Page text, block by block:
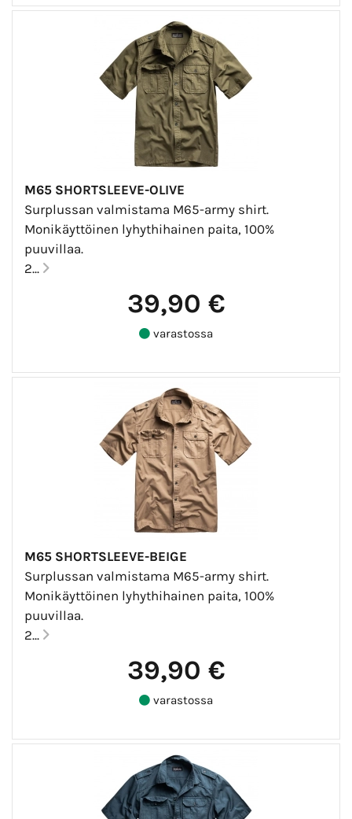
M65 SHORTSLEEVE-OLIVE
Surplussan valmistama M65-army shirt.
Monikäyttöinen lyhythihainen paita, 100%
puuvillaa.
2...
39,90 €
varastossa
M65 SHORTSLEEVE-BEIGE
Surplussan valmistama M65-army shirt.
Monikäyttöinen lyhythihainen paita, 100%
puuvillaa.
2...
39,90 €
varastossa